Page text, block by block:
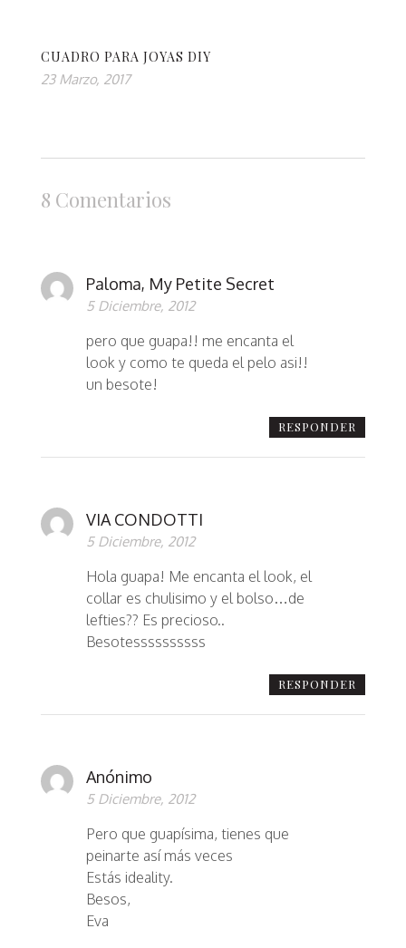
CUADRO PARA JOYAS DIY
23 Marzo, 2017
8 Comentarios
Paloma, My Petite Secret
5 Diciembre, 2012
pero que guapa!! me encanta el
look y como te queda el pelo asi!!
un besote!
RESPONDER
VIA CONDOTTI
5 Diciembre, 2012
Hola guapa! Me encanta el look, el
collar es chulisimo y el bolso…de
lefties?? Es precioso..
Besotessssssssss
RESPONDER
Anónimo
5 Diciembre, 2012
Pero que guapísima, tienes que
peinarte así más veces
Estás ideality.
Besos,
Eva